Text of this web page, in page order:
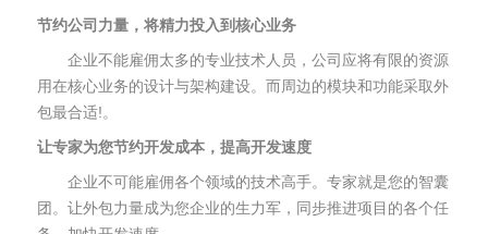
节约公司力量，将精力投入到核心业务
企业不能雇佣太多的专业技术人员，公司应将有限的资源
用在核心业务的设计与架构建设。而周边的模块和功能采取外
包最合适!。
让专家为您节约开发成本，提高开发速度
企业不可能雇佣各个领域的技术高手。专家就是您的智囊
团。让外包力量成为您企业的生力军，同步推进项目的各个任